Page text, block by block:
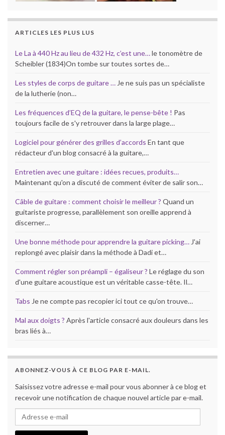
ARTICLES LES PLUS LUS
Le La à 440 Hz au lieu de 432 Hz, c’est une…le tonomètre de
Scheibler (1834)On tombe sur toutes sortes de…
Les styles de corps de guitare … Je ne suis pas un spécialiste
de la lutherie (non…
Les fréquences d’EQ de la guitare, le pense-bête ! Pas
toujours facile de s'y retrouver dans la large plage…
Logiciel pour générer des grilles d’accords En tant que
rédacteur d'un blog consacré à la guitare,…
Entretien avec une guitare : idées recues, produits…
Maintenant qu'on a discuté de comment éviter de salir son…
Câble de guitare : comment choisir le meilleur ? Quand un
guitariste progresse, parallèlement son oreille apprend à
discerner…
Une bonne méthode pour apprendre la guitare picking… J'ai
replongé avec plaisir dans la méthode à Dadi et…
Comment régler son préampli – égaliseur ? Le réglage du son
d'une guitare acoustique est un véritable casse-tête. Il…
Tabs Je ne compte pas recopier ici tout ce qu'on trouve…
Mal aux doigts ? Après l'article consacré aux douleurs dans les
bras liés à…
ABONNEZ-VOUS À CE BLOG PAR E-MAIL.
Saisissez votre adresse e-mail pour vous abonner à ce blog et
recevoir une notification de chaque nouvel article par e-mail.
Adresse e-mail